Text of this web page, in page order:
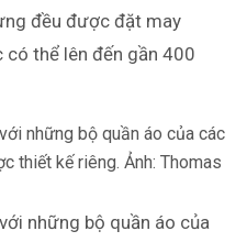
đều được đặt may
có thể lên đến gần 400
những bộ quần áo của